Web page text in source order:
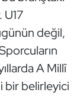
U17
değil,
A Millî
bir belirleyici